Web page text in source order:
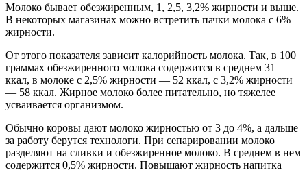
Молоко бывает обезжиренным, 1, 2,5, 3,2% жирности и выше.
В некоторых магазинах можно встретить пачки молока с 6%
жирности.
От этого показателя зависит калорийность молока. Так, в 100
граммах обезжиренного молока содержится в среднем 31
ккал, в молоке с 2,5% жирности — 52 ккал, с 3,2% жирности
— 58 ккал. Жирное молоко более питательно, но тяжелее
усваивается организмом.
Обычно коровы дают молоко жирностью от 3 до 4%, а дальше
за работу берутся технологи. При сепарировании молоко
разделяют на сливки и обезжиренное молоко. В среднем в нем
содержится 0,5% жирности. Повышают жирность напитка